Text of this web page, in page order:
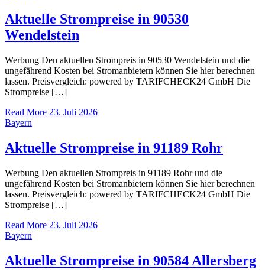
Aktuelle Strompreise in 90530
Wendelstein
Werbung Den aktuellen Strompreis in 90530 Wendelstein und die
ungefährend Kosten bei Stromanbietern können Sie hier berechnen
lassen. Preisvergleich: powered by TARIFCHECK24 GmbH Die
Strompreise […]
Read More 23. Juli 2026
Bayern
Aktuelle Strompreise in 91189 Rohr
Werbung Den aktuellen Strompreis in 91189 Rohr und die
ungefährend Kosten bei Stromanbietern können Sie hier berechnen
lassen. Preisvergleich: powered by TARIFCHECK24 GmbH Die
Strompreise […]
Read More 23. Juli 2026
Bayern
Aktuelle Strompreise in 90584 Allersberg